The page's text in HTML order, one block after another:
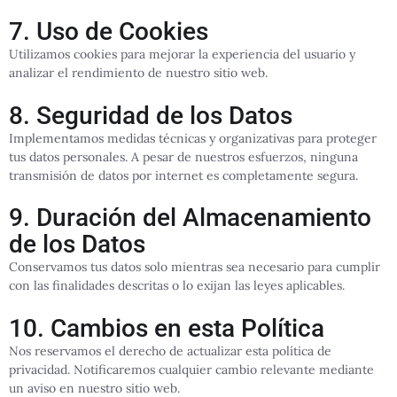
7. Uso de Cookies
Utilizamos cookies para mejorar la experiencia del usuario y
analizar el rendimiento de nuestro sitio web.
8. Seguridad de los Datos
Implementamos medidas técnicas y organizativas para proteger
tus datos personales. A pesar de nuestros esfuerzos, ninguna
transmisión de datos por internet es completamente segura.
9. Duración del Almacenamiento
de los Datos
Conservamos tus datos solo mientras sea necesario para cumplir
con las finalidades descritas o lo exijan las leyes aplicables.
10. Cambios en esta Política
Nos reservamos el derecho de actualizar esta política de
privacidad. Notificaremos cualquier cambio relevante mediante
un aviso en nuestro sitio web.